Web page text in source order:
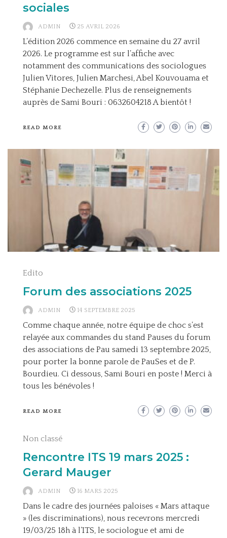
sociales
ADMIN 25 AVRIL 2026
L’édition 2026 commence en semaine du 27 avril
2026. Le programme est sur l’affiche avec
notamment des communications des sociologues
Julien Vitores, Julien Marchesi, Abel Kouvouama et
Stéphanie Dechezelle. Plus de renseignements
auprès de Sami Bouri : 0632604218 A bientôt !
READ MORE
Edito
Forum des associations 2025
ADMIN 14 SEPTEMBRE 2025
Comme chaque année, notre équipe de choc s’est
relayée aux commandes du stand Pauses du forum
des associations de Pau samedi 13 septembre 2025,
pour porter la bonne parole de PauSes et de P.
Bourdieu. Ci dessous, Sami Bouri en poste ! Merci à
tous les bénévoles !
READ MORE
Non classé
Rencontre ITS 19 mars 2025 :
Gerard Mauger
ADMIN 16 MARS 2025
Dans le cadre des journées paloises « Mars attaque
» (les discriminations), nous recevrons mercredi
19/03/25 18h à l’ITS, le sociologue et ami de